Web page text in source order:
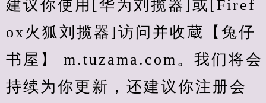
建议你使用[华为刘揽器]或[Firef
ox火狐刘揽器]访问并收蔵【兔仔
书屋】 m.tuzama.com。我们将会
持续为你更新，还建议你注册会